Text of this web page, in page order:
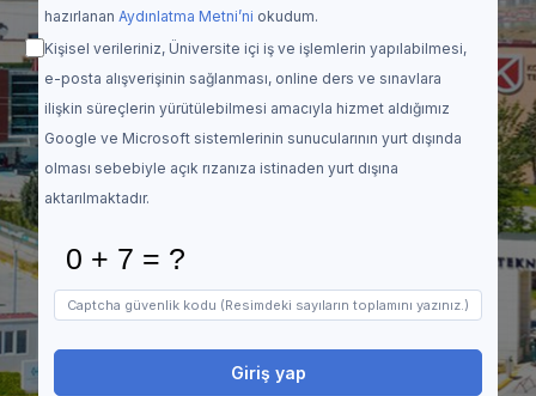
hazırlanan Aydınlatma Metni’ni okudum.
Kişisel verileriniz, Üniversite içi iş ve işlemlerin yapılabilmesi,
e-posta alışverişinin sağlanması, online ders ve sınavlara
ilişkin süreçlerin yürütülebilmesi amacıyla hizmet aldığımız
Google ve Microsoft sistemlerinin sunucularının yurt dışında
olması sebebiyle açık rızanıza istinaden yurt dışına
aktarılmaktadır.
Giriş yap